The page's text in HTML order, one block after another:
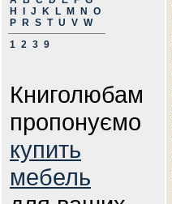
H
J K L M N
O
P
R S T U V W
1 2 3 9
Книголюбам
пропонуємо
купить
мебель